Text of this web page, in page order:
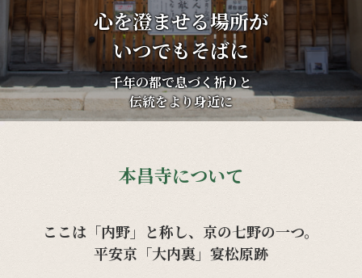
心を澄ませる場所が
いつでもそばに
千年の都で息づく祈りと
伝統をより身近に
本昌寺について
ここは「内野」と称し、京の七野の一つ。
平安京「大内裏」宴松原跡